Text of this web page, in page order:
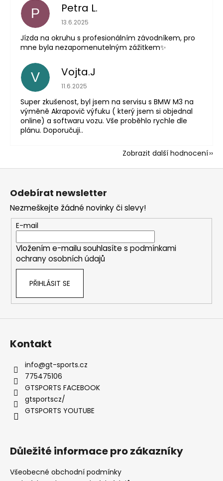
P Petra L.
Hodnocení obchodu je 5 z 5 hvězdiček.
13.6.2025
Jízda na okruhu s profesionálním závodníkem, pro
mne byla nezapomenutelným zážitkem✨
V Vojta.J
Hodnocení obchodu je 5 z 5 hvězdiček.
11.6.2025
Super zkušenost, byl jsem na servisu s BMW M3 na
výměně Akrapovič výfuku ( který jsem si objednal
online) a softwaru vozu. Vše proběhlo rychle dle
plánu. Doporučuji..
Zobrazit další hodnocení
Odebírat newsletter
Nezmeškejte žádné novinky či slevy!
E-mail
Vložením e-mailu souhlasíte s podmínkami
ochrany osobních údajů
PŘIHLÁSIT SE
Kontakt
info@gt-sports.cz
775475106
GTSPORTS FACEBOOK
gtsportscz/
GTSPORTS YOUTUBE
Důležité informace pro zákazníky
Všeobecné obchodní podmínky